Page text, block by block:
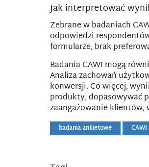
Jak interpretować
Zebrane w badaniach
odpowiedzi
formularze, brak
Badania CAWI mogą
Analiza zachowań
konwersji. Co więcej,
produkty, dopasowywać
zaangażowanie klientów,
badania ankietowe CAWI